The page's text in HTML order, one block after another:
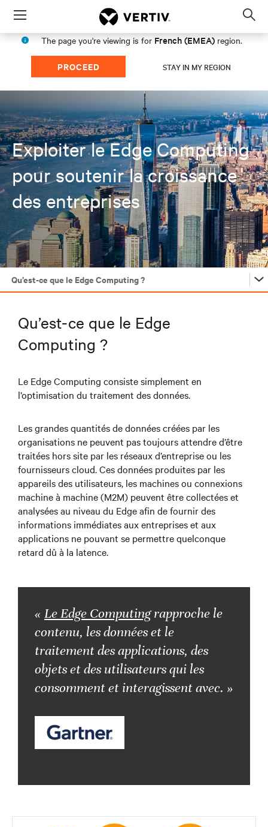
Menu
The page you're viewing is for French (EMEA) region.
PROCEED STAY IN MY REGION
Exploiter le Edge Computing
pour soutenir la croissance
des entreprises
Qu’est-ce que le Edge Computing ?
Qu’est-ce que le Edge
Computing ?
Le Edge Computing consiste simplement en
l’optimisation du traitement des données.
Les grandes quantités de données créées par les
organisations ne peuvent pas toujours attendre d’être
traitées hors site par les réseaux d’entreprise ou les
fournisseurs cloud. Ces données produites par les
appareils des utilisateurs, les machines ou connexions
machine à machine (M2M) peuvent être collectées et
analysées au niveau du Edge afin de fournir des
informations immédiates aux entreprises et aux
applications ne pouvant se permettre quelconque
retard dû à la latence.
« Le Edge Computingrapproche le
contenu, les données et le
traitement des applications, des
objets et des utilisateurs qui les
consomment et interagissent avec. »